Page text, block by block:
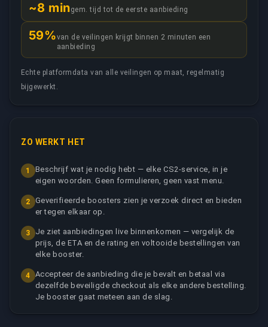
ZO WERKT HET
1
Beschrijf wat je nodig hebt — elke CS2-service, in je
eigen woorden. Geen formulieren, geen vast menu.
2
Geverifieerde boosters zien je verzoek direct en bieden
er tegen elkaar op.
3
Je ziet aanbiedingen live binnenkomen — vergelijk de
prijs, de ETA en de rating en voltooide bestellingen van
elke booster.
4
Accepteer de aanbieding die je bevalt en betaal via
dezelfde beveiligde checkout als elke andere bestelling.
Je booster gaat meteen aan de slag.
~8 mingem. tijd tot de eerste aanbieding
59%van de veilingen krijgt binnen 2 minuten een
aanbieding
Echte platformdata van alle veilingen op maat, regelmatig
bijgewerkt.